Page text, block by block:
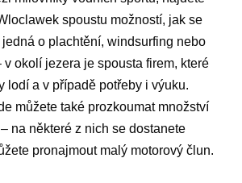
spoustu možností, jak se
o plachtění, windsurfing nebo
v okolí jezera je spousta firem, které
lodí a v případě potřeby i výuku.
můžete také prozkoumat množství
na některé z nich se dostanete
pronajmout malý motorový člun.